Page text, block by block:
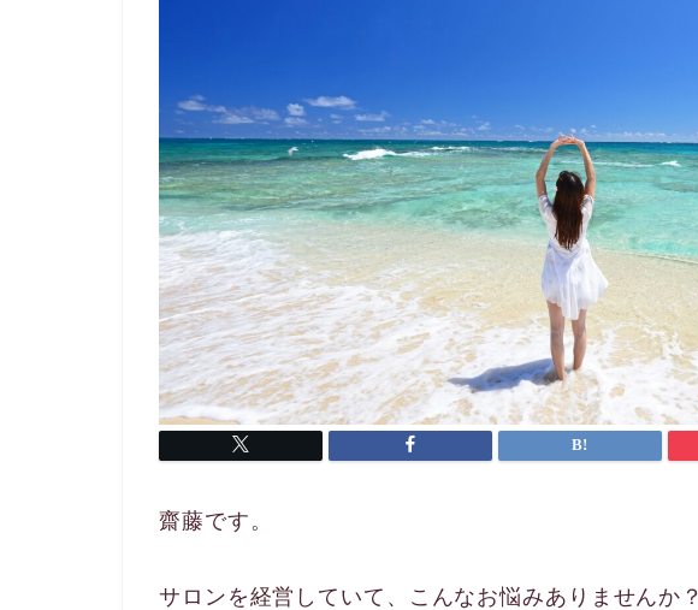
齋藤です。
サロンを経営していて、こんなお悩みありませんか？